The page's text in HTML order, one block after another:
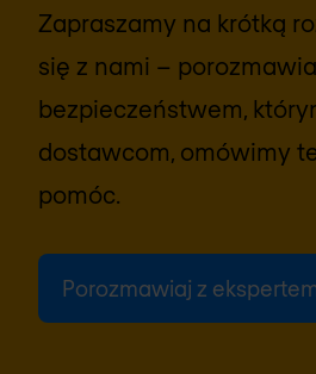
Zapraszamy na krótką
się z nami –
bezpieczeństwem,
dostawcom, omówimy
pomóc.
Porozmawiaj z